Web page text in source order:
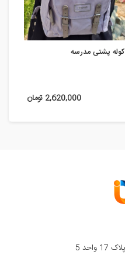
کوله پشتی مدرسه
2,620,000 تومان